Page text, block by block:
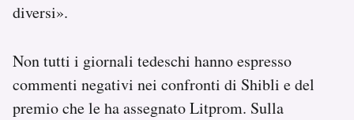
diversi».
Non tutti i giornali tedeschi hanno espresso
commenti negativi nei confronti di Shibli e del
premio che le ha assegnato Litprom. Sulla